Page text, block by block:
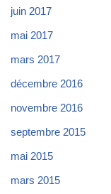
juin 2017
mai 2017
mars 2017
décembre 2016
novembre 2016
septembre 2015
mai 2015
mars 2015